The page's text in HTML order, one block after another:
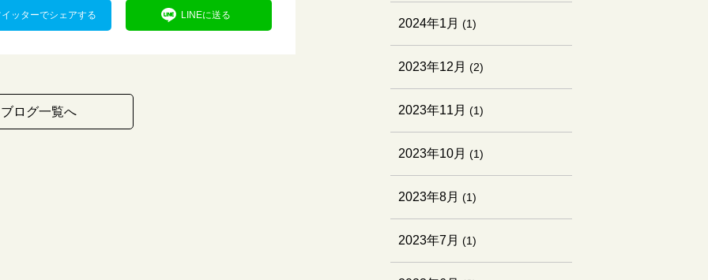
イッターでシェアする LINEに送る
ブログ一覧へ
2024年1月 (1)
2023年12月 (2)
2023年11月 (1)
2023年10月 (1)
2023年8月 (1)
2023年7月 (1)